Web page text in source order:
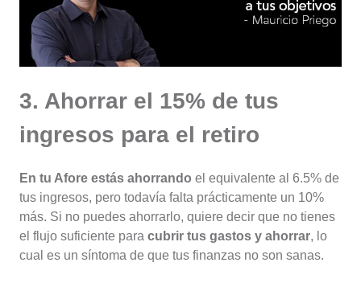
3. Ahorrar el 15% de tus
ingresos para el retiro
En tu Afore estás ahorrando el equivalente al 6.5% de
tus ingresos, pero todavía falta prácticamente un 10%
más. Si no puedes ahorrarlo, quiere decir que no tienes
el flujo suficiente para cubrir tus gastos y ahorrar, lo
cual es un síntoma de que tus finanzas no son sanas.